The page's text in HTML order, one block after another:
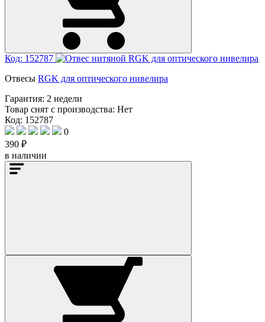
Код: 152787
Отвесы RGK для оптического нивелира
Гарантия: 2 недели
Товар снят с производства: Нет
Код: 152787
0
390 ₽
в наличии